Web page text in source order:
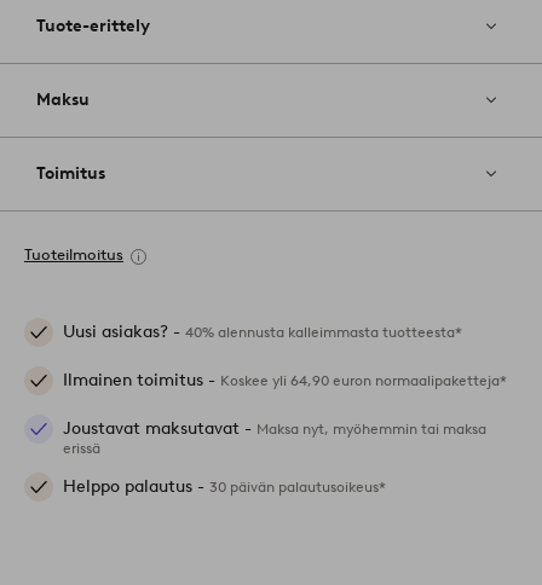
Tuote-erittely
Maksu
Toimitus
Tuoteilmoitus
Uusi asiakas? - 40% alennusta kalleimmasta tuotteesta*
Ilmainen toimitus - Koskee yli 64,90 euron normaalipaketteja*
Joustavat maksutavat - Maksa nyt, myöhemmin tai maksa
erissä
Helppo palautus - 30 päivän palautusoikeus*